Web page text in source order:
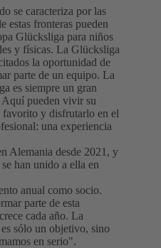
se caracteriza por las
estas fronteras pueden
Glücksliga para niños
y físicas. La Glücksliga
la oportunidad de
parte de un equipo. La
es siempre un gran
pueden vivir su
favorito y disfrutarlo en el
una experiencia
Alemania desde 2021, y
han unido a ella en
anual como socio.
parte de esta
cada año. La
sólo un objetivo, sino
en serio".